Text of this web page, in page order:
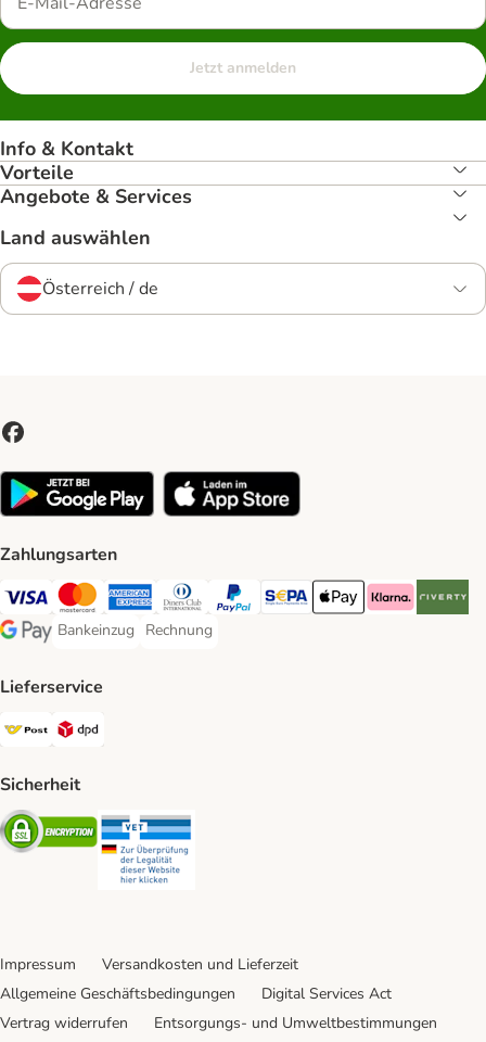
Jetzt anmelden
Info & Kontakt
Vorteile
Angebote & Services
Land auswählen
Österreich / de
Zahlungsarten
Visa Payment Method
MasterCard Payment Method
American Express Payment Method
Diners Club Payment Method
PayPal Payment Method
SEPA Payment Method
Apple Pay Payment
Klarna Payment
Google Pay Payment Method
Bankeinzug
Bankeinzug Payment Method
Rechnung
Rechnung Payment Method
Lieferservice
Österreichische Post Shipping Method
Sicherheit
Security
Impressum
Versandkosten und Lieferzeit
Allgemeine Geschäftsbedingungen
Digital Services Act
Vertrag widerrufen
Entsorgungs- und Umweltbestimmungen